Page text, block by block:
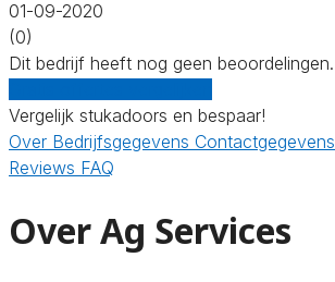
01-09-2020
(0)
Dit bedrijf heeft nog geen beoordelingen.
Vergelijk stukadoors en bespaar!
Over Bedrijfsgegevens Contactgegevens
Reviews FAQ
Over Ag Services